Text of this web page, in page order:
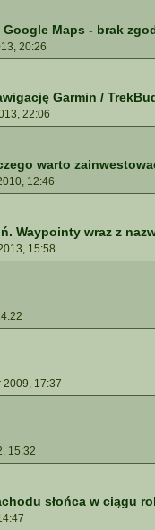
Google Maps - brak
20:26
Garmin /
22:06
warto
12:46
Waypointy wraz z
15:58
2009, 17:37
15:32
słońca w ciągu